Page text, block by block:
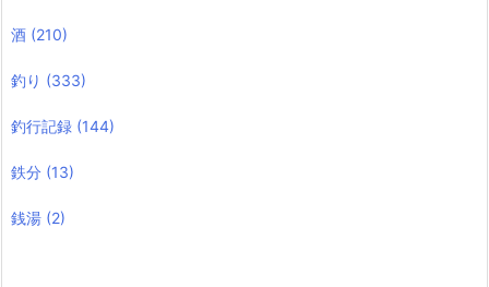
酒 (210)
釣り (333)
釣行記録 (144)
鉄分 (13)
銭湯 (2)